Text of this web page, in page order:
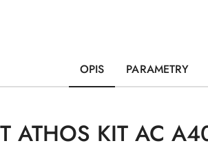
OPIS PARAMETRY
ATHOS KIT AC